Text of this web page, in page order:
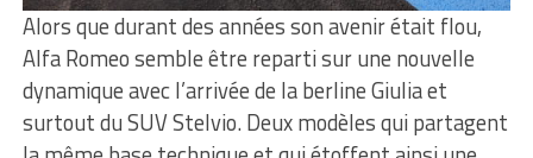
Alors que durant des années son avenir était flou,
Alfa Romeo semble être reparti sur une nouvelle
dynamique avec l’arrivée de la berline Giulia et
surtout du SUV Stelvio. Deux modèles qui partagent